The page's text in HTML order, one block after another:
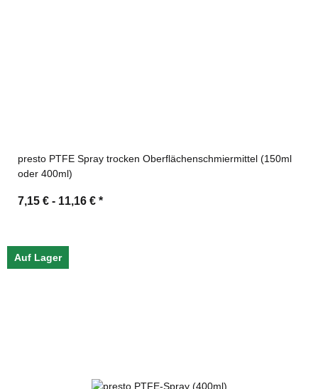
presto PTFE Spray trocken Oberflächenschmiermittel (150ml
oder 400ml)
7,15 € - 11,16 € *
Auf Lager